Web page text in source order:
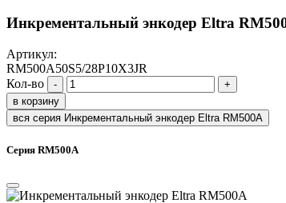
Инкрементальный энкодер Eltra
Артикул:
RM500A50S5/28P10X3JR
Кол-во
-
+
в корзину
вся серия Инкрементальный энкодер Eltra RM500A
Серия RM500A